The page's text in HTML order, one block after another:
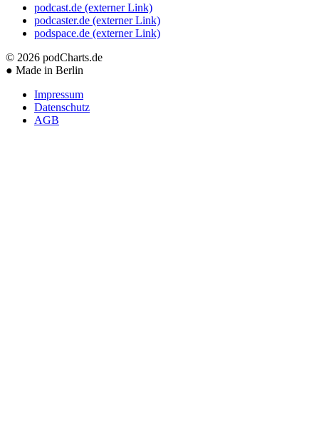
podcast.de (externer Link)
podcaster.de (externer Link)
podspace.de (externer Link)
© 2026 podCharts.de
● Made in Berlin
Impressum
Datenschutz
AGB